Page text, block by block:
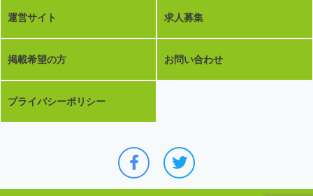
運営サイト 求人募集
掲載希望の方 お問い合わせ
プライバシーポリシー